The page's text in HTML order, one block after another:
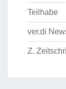
Teilhabe
ver.di
Z.